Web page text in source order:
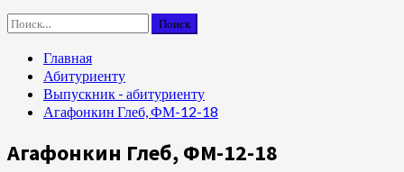
Найти:
Главная
Абитуриенту
Выпускник - абитуриенту
Агафонкин Глеб, ФМ-12-18
Агафонкин Глеб, ФМ-12-18